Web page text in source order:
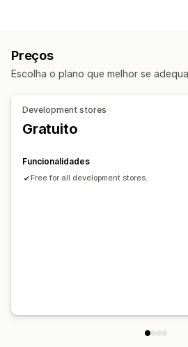
Vendas superiores
Envio gratuito
Frequentemente
Ofertas gratuitas
Preços
Escolha o plano que melhor se
Development stores
Gratuito
Funcionalidades
Free for all development stores.